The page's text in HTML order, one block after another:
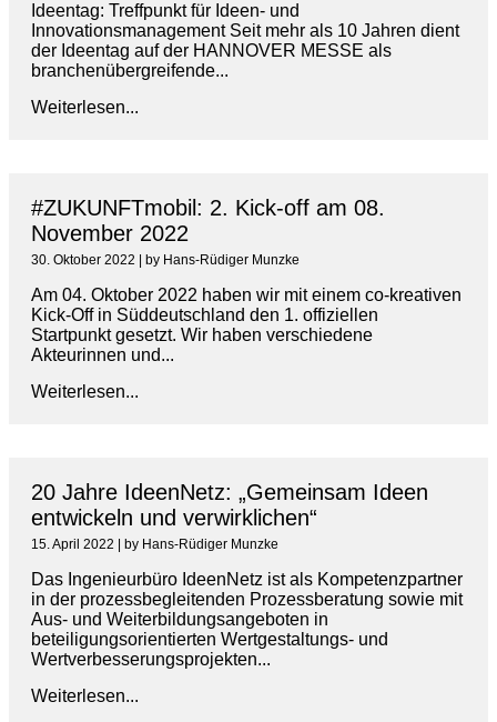
Ideentag: Treffpunkt für Ideen- und
Innovationsmanagement Seit mehr als 10 Jahren dient
der Ideentag auf der HANNOVER MESSE als
branchenübergreifende...
Weiterlesen...
#ZUKUNFTmobil: 2. Kick-off am 08.
November 2022
30. Oktober 2022 by Hans-Rüdiger Munzke
Am 04. Oktober 2022 haben wir mit einem co-kreativen
Kick-Off in Süddeutschland den 1. offiziellen
Startpunkt gesetzt. Wir haben verschiedene
Akteurinnen und...
Weiterlesen...
20 Jahre IdeenNetz: „Gemeinsam Ideen
entwickeln und verwirklichen“
15. April 2022 by Hans-Rüdiger Munzke
Das Ingenieurbüro IdeenNetz ist als Kompetenzpartner
in der prozessbegleitenden Prozessberatung sowie mit
Aus- und Weiterbildungsangeboten in
beteiligungsorientierten Wertgestaltungs- und
Wertverbesserungsprojekten...
Weiterlesen...